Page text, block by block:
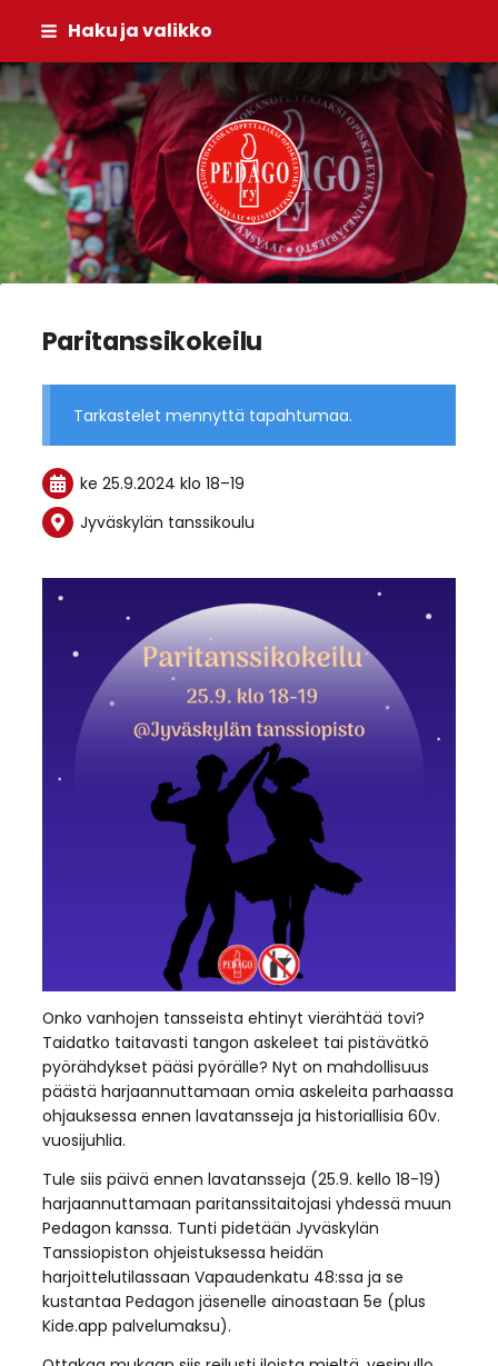
Siirry
sisältöön
Haku ja valikko
Pedago ry
Paritanssikokeilu
Tarkastelet mennyttä tapahtumaa.
ke 25.9.2024klo 18–19
Jyväskylän tanssikoulu
Onko vanhojen tansseista ehtinyt vierähtää tovi?
Taidatko taitavasti tangon askeleet tai pistävätkö
pyörähdykset pääsi pyörälle? Nyt on mahdollisuus
päästä harjaannuttamaan omia askeleita parhaassa
ohjauksessa ennen lavatansseja ja historiallisia 60v.
vuosijuhlia.
Tule siis päivä ennen lavatansseja (25.9. kello 18-19)
harjaannuttamaan paritanssitaitojasi yhdessä muun
Pedagon kanssa. Tunti pidetään Jyväskylän
Tanssiopiston ohjeistuksessa heidän
harjoittelutilassaan Vapaudenkatu 48:ssa ja se
kustantaa Pedagon jäsenelle ainoastaan 5e (plus
Kide.app palvelumaksu).